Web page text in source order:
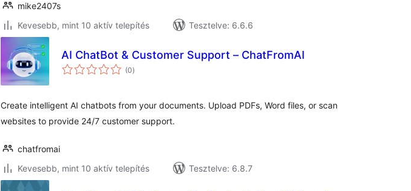
mike2407s
Kevesebb, mint 10 aktív telepítés
Tesztelve: 6.6.6
AI ChatBot & Customer Support – ChatFromAI
(0értékelés
összesen
)
Create intelligent AI chatbots from your documents. Upload PDFs, Word files, or scan
websites to provide 24/7 customer support.
chatfromai
Kevesebb, mint 10 aktív telepítés
Tesztelve: 6.8.7